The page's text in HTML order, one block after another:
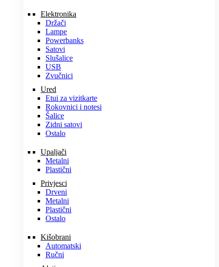
Elektronika
Držači
Lampe
Powerbanks
Satovi
Slušalice
USB
Zvučnici
Ured
Etui za vizitkarte
Rokovnici i notesi
Šalice
Zidni satovi
Ostalo
Upaljači
Metalni
Plastični
Privjesci
Drveni
Metalni
Plastični
Ostalo
Kišobrani
Automatski
Ručni